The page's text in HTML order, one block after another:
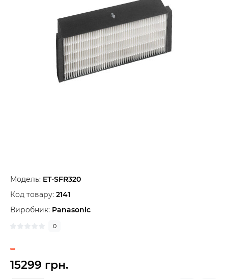
Модель: ET-SFR320
Код товару: 2141
Виробник: Panasonic
0
15299 грн.